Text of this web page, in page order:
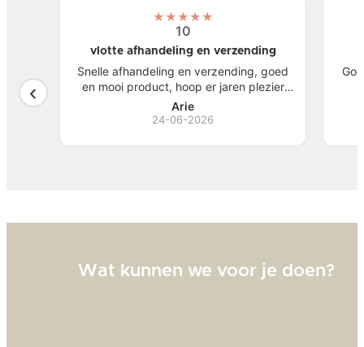
mooi
★★★★★
10
vlotte afhandeling en verzending
Snelle afhandeling en verzending, goed
en mooi product, hoop er jaren plezier
van te hebben.
Arie
24-06-2026
Wat kunnen we voor je doen?